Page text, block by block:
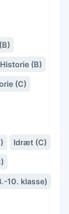
Historie (B)
(C)
Idræt (C)
10. klasse)